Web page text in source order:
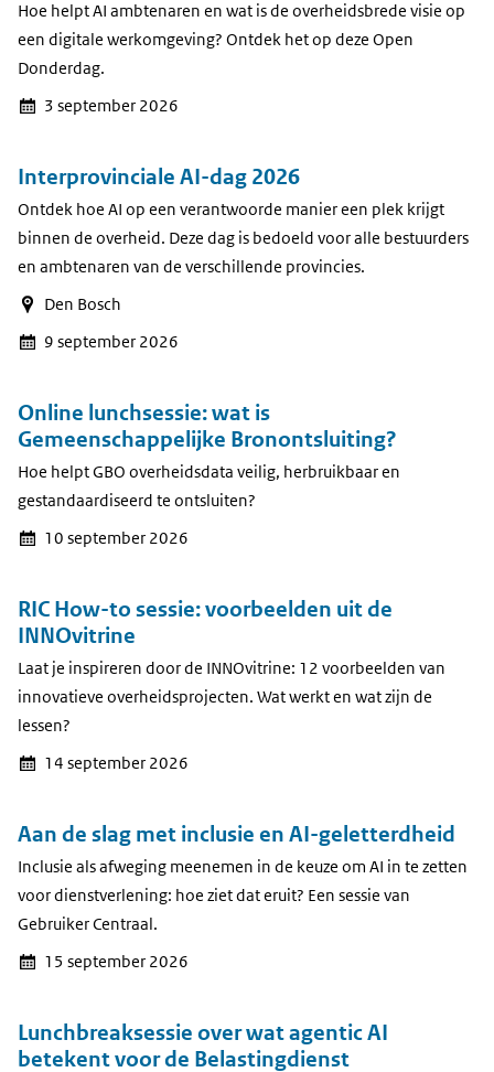
Hoe helpt AI ambtenaren en wat is de overheidsbrede visie op
een digitale werkomgeving? Ontdek het op deze Open
Donderdag.
3 september 2026
Interprovinciale AI-dag 2026
Ontdek hoe AI op een verantwoorde manier een plek krijgt
binnen de overheid. Deze dag is bedoeld voor alle bestuurders
en ambtenaren van de verschillende provincies.
Den Bosch
9 september 2026
Online lunchsessie: wat is
Gemeenschappelijke Bronontsluiting?
Hoe helpt GBO overheidsdata veilig, herbruikbaar en
gestandaardiseerd te ontsluiten?
10 september 2026
RIC How-to sessie: voorbeelden uit de
INNOvitrine
Laat je inspireren door de INNOvitrine: 12 voorbeelden van
innovatieve overheidsprojecten. Wat werkt en wat zijn de
lessen?
14 september 2026
Aan de slag met inclusie en AI-geletterd­heid
Inclusie als afweging meenemen in de keuze om AI in te zetten
voor dienstverlening: hoe ziet dat eruit? Een sessie van
Gebruiker Centraal.
15 september 2026
Lunchbreaksessie over wat agentic AI
betekent voor de Belastingdienst